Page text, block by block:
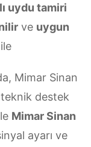
uydu tamiri
ve uygun
ile
Mimar Sinan
destek
Mimar Sinan
ayarı ve